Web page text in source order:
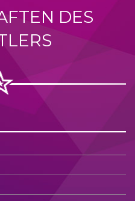
DES